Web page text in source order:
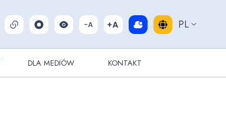
ukryj wyszukiwarkę PL
DLA MEDIÓW KONTAKT